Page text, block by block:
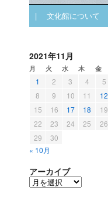
| 文化館について
2021年11月
月 火 水 木 金
« 10月
1 2 3 4 5
8
9 10 11 12
15
16 17 18 19
22
23 24 25 26
29
30
アーカイブ